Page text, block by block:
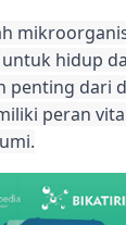
hidup
penting dari
peran